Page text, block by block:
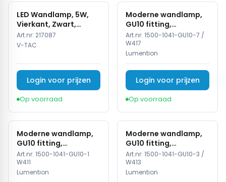
LED Wandlamp, 5W,
Vierkant, Zwart,
4000K Neutraal Wit
Art.nr: 217087
V-TAC
Login voor prijzen
Op voorraad
Moderne wandlamp,
GU10 fitting,
Aluminium, IP65,
Corten
Art.nr: 1500-1041-GU10-7 /
W417
Lumention
Login voor prijzen
Op voorraad
Moderne wandlamp,
GU10 fitting,
Aluminium, IP65, Wit
Art.nr: 1500-1041-GU10-1
W411
Lumention
Moderne wandlamp,
GU10 fitting,
Aluminium, IP65, Zwart
Art.nr: 1500-1041-GU10-3 /
W413
Lumention